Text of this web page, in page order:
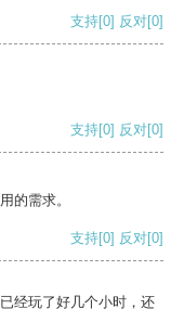
支持[0] 反对[0]
支持[0] 反对[0]
的需求。
支持[0] 反对[0]
经玩了好几个小时，还